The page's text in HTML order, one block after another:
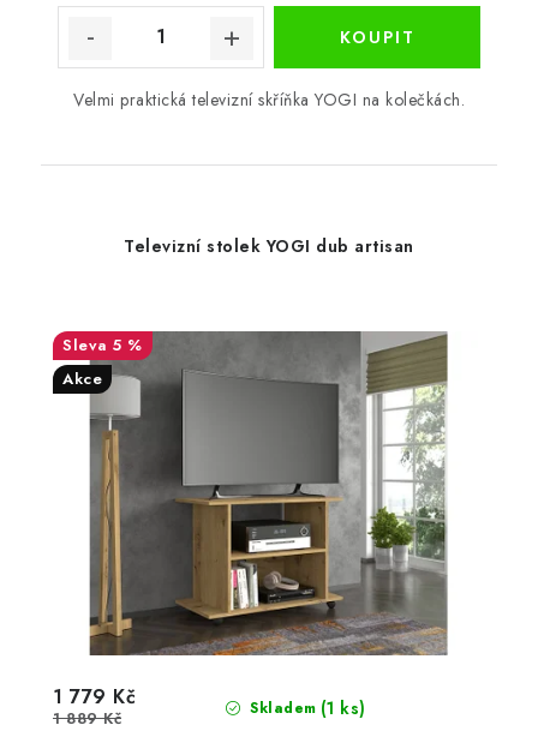
Velmi praktická televizní skříňka YOGI na kolečkách.
Televizní stolek YOGI dub artisan
5 %
Akce
Skladem (1 ks)
1 779 Kč
1 889 Kč